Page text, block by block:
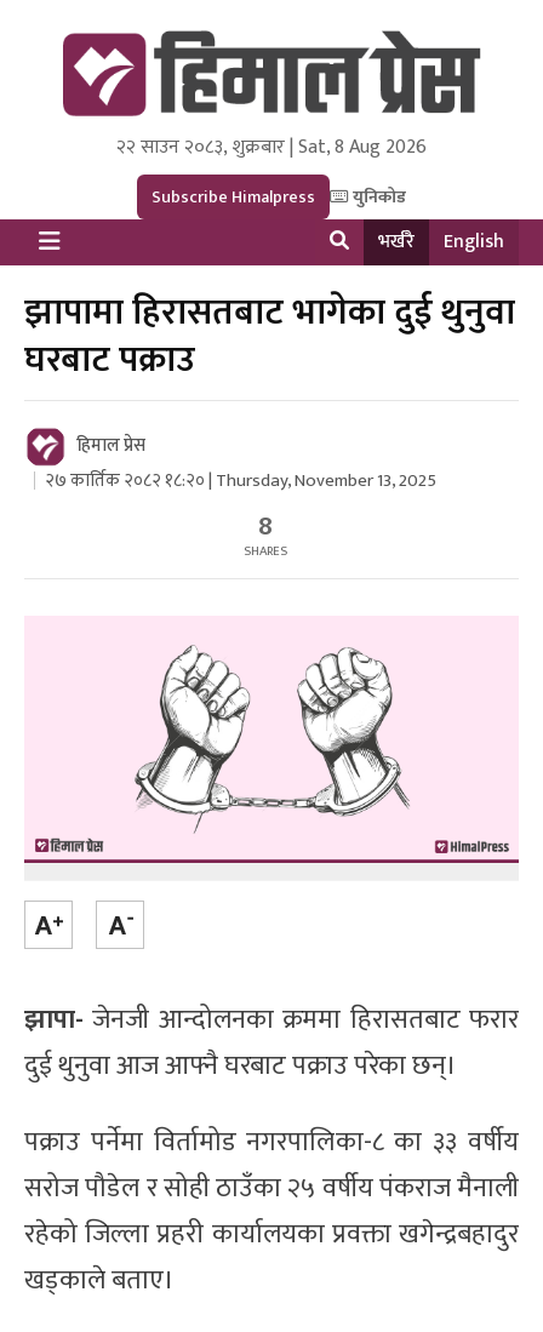
Himal Press
Dot NewsyNepal Media and Research Pvt Ltd.
२२ साउन २०८३, शुक्रबार | Sat, 8 Aug 2026
Subscribe Himalpress युनिकोड
भर्खरै English
झापामा हिरासतबाट भागेका दुई थुनुवा
घरबाट पक्राउ
हिमाल प्रेस
२७ कार्तिक २०८२ १८:२० | Thursday, November 13, 2025
8
SHARES
झापा- जेनजी आन्दोलनका क्रममा हिरासतबाट फरार
दुई थुनुवा आज आफ्नै घरबाट पक्राउ परेका छन्।
पक्राउ पर्नेमा विर्तामोड नगरपालिका-८ का ३३ वर्षीय
सरोज पौडेल र सोही ठाउँका २५ वर्षीय पंकराज मैनाली
रहेको जिल्ला प्रहरी कार्यालयका प्रवक्ता खगेन्द्रबहादुर
खड्काले बताए।